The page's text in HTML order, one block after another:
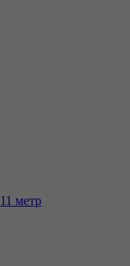
11 метр